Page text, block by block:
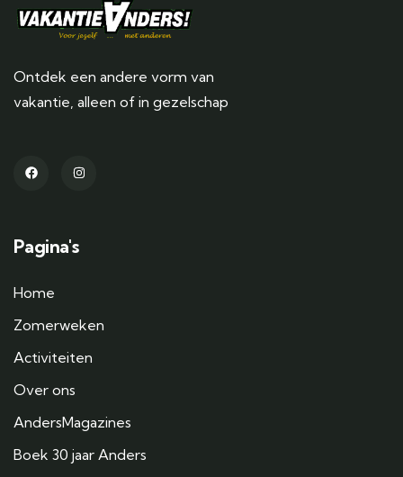
Ontdek een andere vorm van
vakantie, alleen of in gezelschap
Pagina's
Home
Zomerweken
Activiteiten
Over ons
AndersMagazines
Boek 30 jaar Anders